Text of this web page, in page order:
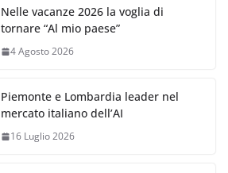
Nelle vacanze 2026 la voglia di
tornare “Al mio paese”
4 Agosto 2026
Piemonte e Lombardia leader nel
mercato italiano dell’AI
16 Luglio 2026